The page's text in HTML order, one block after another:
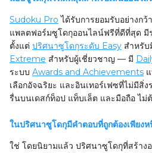
Sudoku Pro ได้รับการยอมรับอย่างกว้
แพลตฟอร์มซูโดกุออนไลน์ฟรีที่ดีที่สุด มี
ตั้งแต่ ปริศนาซูโดกุระดับ Easy สำหรับ
Extreme สำหรับผู้เชี่ยวชาญ — มี
ระบบ Awards and Achievements
เลือกอัจฉริยะ และอินเทอร์เฟซที่ไม่มีสิ่
รื่นบนเดสก์ท็อป แท็บเล็ต และมือถือ ไ
ในปริศนาซูโดกุมีคำตอบที่ถูกต้องเพียงห
ใช่ โดยนิยามแล้ว ปริศนาซูโดกุที่สร้าง